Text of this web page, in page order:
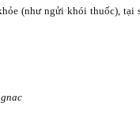
(như ngửi khói thuốc), tại